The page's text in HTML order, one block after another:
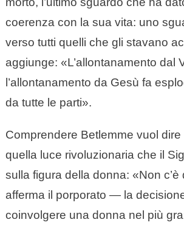
coerenza con la sua vita: uno
verso tutti quelli che gli stavano
aggiunge: «L’allontanamento dal
l’allontanamento da Gesù fa
da tutte le parti».
Comprendere Betlemme vuol
quella luce rivoluzionaria che il
sulla figura della donna: «Non
afferma il porporato — la
coinvolgere una donna nel più